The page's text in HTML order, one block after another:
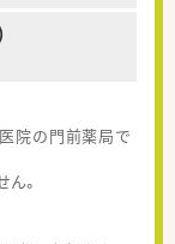
院の門前薬局で
。